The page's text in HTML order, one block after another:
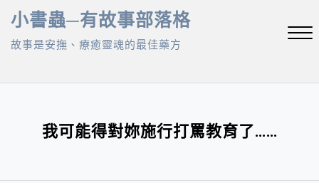
Skip
content
小書蟲─有故事部落格
故事是安撫、療癒靈魂的最佳藥方
我可能得對妳施行打罵教育了……